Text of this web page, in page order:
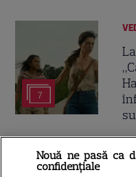
7
Nouă ne pasă ca
confidențiale